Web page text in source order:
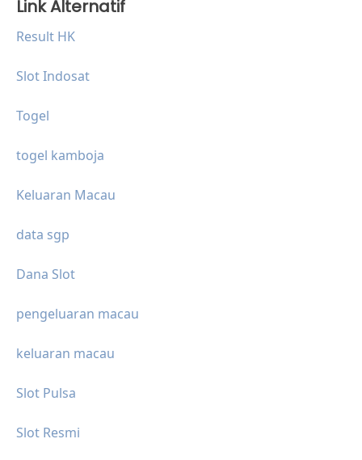
Link Alternatif
Result HK
Slot Indosat
Togel
togel kamboja
Keluaran Macau
data sgp
Dana Slot
pengeluaran macau
keluaran macau
Slot Pulsa
Slot Resmi